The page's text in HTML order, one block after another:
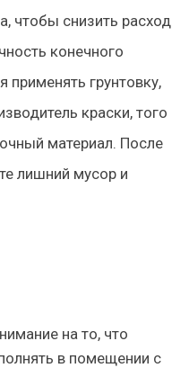
чтобы снизить расход
конечного
применять грунтовку,
краски, того
материал. После
лишний мусор и
на то, что
в помещении с